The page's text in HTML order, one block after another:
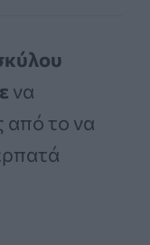
να
από το να